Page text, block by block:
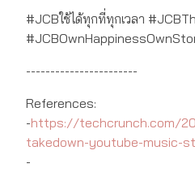
#JCBใช้ได้ทุกที่ทุกเวลา
-----------------------
References:
-https://techcrunch.com/
takedown-youtube-music-
-